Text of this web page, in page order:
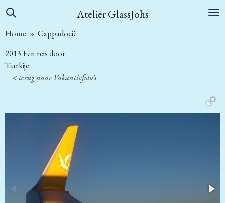
Ga
naar
hoofdinhoud
Atelier GlassJohs
Home » Cappadocië
2013 Een reis door
Turkije
<terug naar Vakantiefoto's